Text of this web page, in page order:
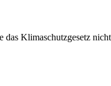
Klimaschutzgesetz